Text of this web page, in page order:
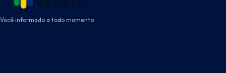
Você informado a todo momento